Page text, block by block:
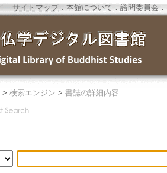
サイトマップ．本館について ． 諮問委員会 ．
> 検索エンジン > 書誌の詳細内容